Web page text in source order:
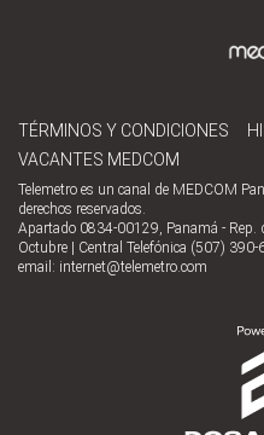
TÉRMINOS Y CONDICIONES
VACANTES MEDCOM
Telemetro es un canal de MEDCOM
derechos reservados.
Apartado 0834-00129, Panamá - Rep.
Octubre | Central Telefónica (507) 390-
email: internet@telemetro.com